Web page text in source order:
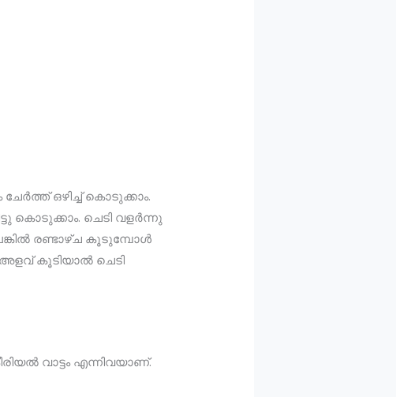
ചേര്‍ത്ത് ഒഴിച്ച് കൊടുക്കാം.
കൊടുക്കാം. ചെടി വളര്‍ന്നു
രണ്ടാഴ്ച കൂടുമ്പോള്‍
കൂടിയാല്‍ ചെടി
വാട്ടം എന്നിവയാണ്.